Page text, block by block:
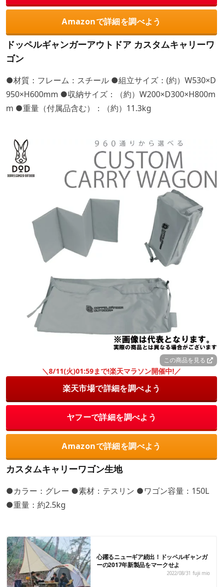
Amazonで詳細を調べよう
ドッペルギャンガーアウトドア カスタムキャリーワ
ゴン
●材質：フレーム：スチール ●組立サイズ：(約）W530×D
950×H600mm ●収納サイズ：（約）W200×D300×H800m
m ●重量（付属品含む）：（約）11.3kg
この商品を見る
＼8/11(火)01:59まで!楽天マラソン開催中!／
楽天市場で詳細を調べよう
ヤフーで詳細を調べよう
Amazonで詳細を調べよう
カスタムキャリーワゴン生地
●カラー：グレー ●素材：テスリン ●ワゴン容量：150L
●重量：約2.5kg
心躍るニューギア続出！ドッペルギャンガ
ーの2017年新製品をマークせよ
2022/08/31 fujii mio